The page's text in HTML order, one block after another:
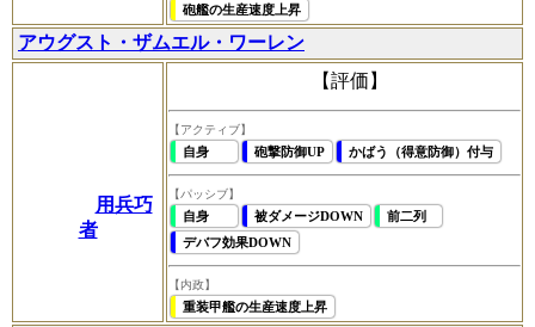
砲艦の生産速度上昇
アウグスト・ザムエル・ワーレン
用兵巧
者
【評価】
【アクティブ】
自身 砲撃防御UP かばう（得意防御）付与
【パッシブ】
自身 被ダメージDOWN
前二列
デバフ効果DOWN
【内政】
重装甲艦の生産速度上昇